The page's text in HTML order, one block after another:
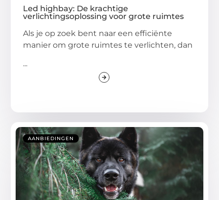
Led highbay: De krachtige
verlichtingsoplossing voor grote ruimtes
Als je op zoek bent naar een efficiënte
manier om grote ruimtes te verlichten, dan
...
AANBIEDINGEN